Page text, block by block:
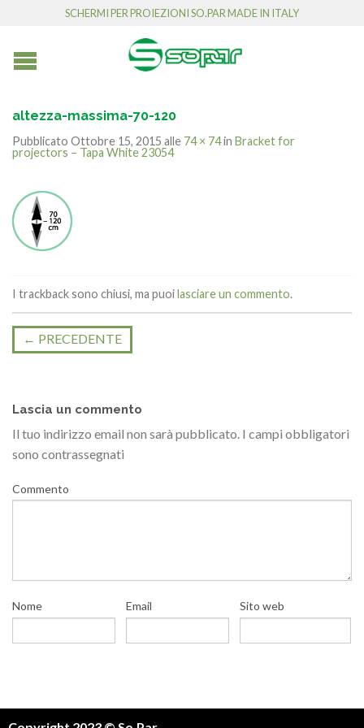
SCHERMI PER PROIEZIONI SO.PAR MADE IN ITALY
altezza-massima-70-120
Pubblicato Ottobre 15, 2015 alle 74 × 74in Bracket for
projectors – Tapa White 23054
I trackback sono chiusi, ma puoilasciare un commento.
← PRECEDENTE
Lascia un commento
Il tuo indirizzo email non sarà pubblicato. I campi obbligatori
sono contrassegnati
Commento
Nome Email Sito web